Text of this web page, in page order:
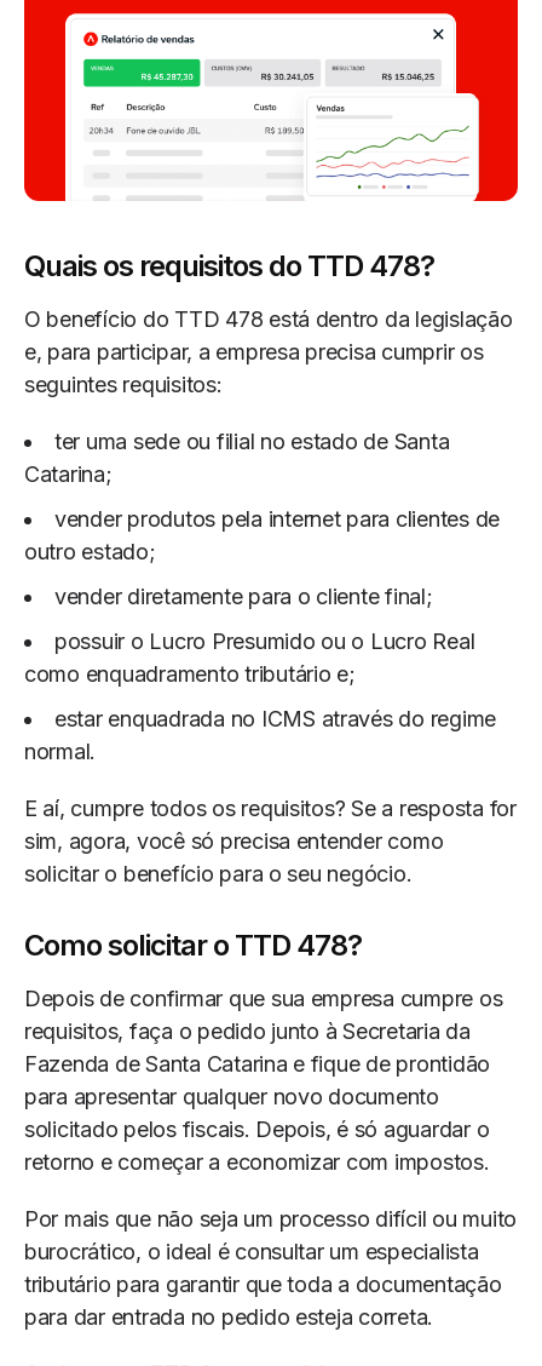
Quais os requisitos do TTD 478?
O benefício do TTD 478 está dentro da legislação
e, para participar, a empresa precisa cumprir os
seguintes requisitos:
ter uma sede ou filial no estado de Santa
Catarina;
vender produtos pela internet para clientes de
outro estado;
vender diretamente para o cliente final;
possuir o Lucro Presumido ou o Lucro Real
como enquadramento tributário e;
estar enquadrada no ICMS através do regime
normal.
E aí, cumpre todos os requisitos? Se a resposta for
sim, agora, você só precisa entender como
solicitar o benefício para o seu negócio.
Como solicitar o TTD 478?
Depois de confirmar que sua empresa cumpre os
requisitos, faça o pedido junto à Secretaria da
Fazenda de Santa Catarina e fique de prontidão
para apresentar qualquer novo documento
solicitado pelos fiscais. Depois, é só aguardar o
retorno e começar a economizar com impostos.
Por mais que não seja um processo difícil ou muito
burocrático, o ideal é consultar um especialista
tributário para garantir que toda a documentação
para dar entrada no pedido esteja correta.